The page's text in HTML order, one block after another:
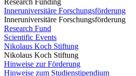
Research Funding
Inneruniversitäre Forschungsförderung
Inneruniversitäre Forschungsförderung
Research Fund
Scientific Events
Nikolaus Koch Stiftung
Nikolaus Koch Stiftung
Hinweise zur Förderung
Hinweise zum Studienstipendium